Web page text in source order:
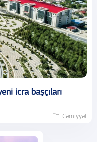
icra başçıları
Cəmiyyət